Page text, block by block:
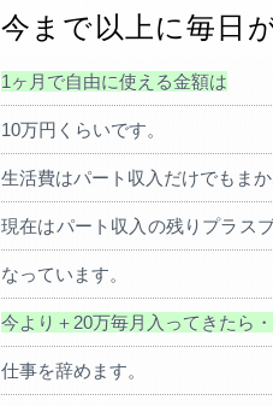
今まで以上に毎日
1ヶ月で自由に使える金額は
10万円くらいです。
生活費はパート収入だけでもまか
現在はパート収入の残りプラス
なっています。
今より＋20万毎月入ってきたら・
仕事を辞めます。